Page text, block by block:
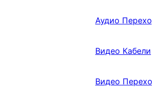
Аудио
Видео Кабели
Видео